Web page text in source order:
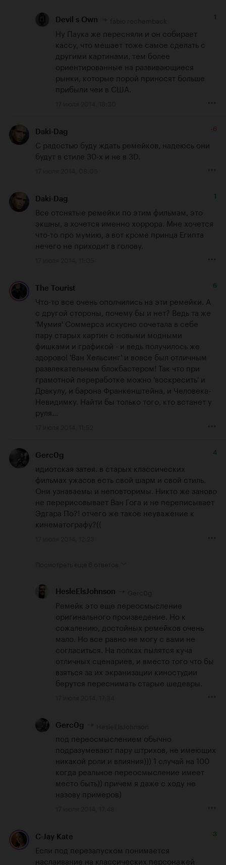
Devil s Own 1
Ну Паука же пересняли и он собирает
кассу, что мешает тоже самое сделать с
другими картинами, тем более
ориентированные на развивающиеся
рынки, которые порой приносят больше
прибыли чеи в США.
Daki-Dag -6
С радостью буду ждать ремейков, надеюсь они
будут в стиле 30-х и не в 3D.
Daki-Dag 1
Все отснятые ремейки по этим фильмам, это
экшны, а хочется именно хоррора. Мне хочется
что-то про мумию, а вот кроме принца Египта
нечего не приходит в голову.
The Tourist 6
Что-то все очень ополчились на эти ремейки. А
с другой стороны, почему бы и нет? Ведь та же
'Мумия' Соммерса искусно сочетала в себе
пару старых картин с новыми модными
фишками и графикой - и ведь получилось же
здорово! 'Ван Хельсинг' и вовсе был отличным
развлекательным блокбастером! Так что при
грамотной переработке можно 'воскресить' и
Дракулу, и барона Франкенштейна, и Человека-
Невидимку. Найти бы только того, кто встанет у
руля...
Gerc0g 4
идиотская затея. в старых классических
фильмах ужасов есть свой шарм и свой стиль.
Они узнаваемы и неповторимы. Никто же заново
не перерисовывает Ван Гога и не переписывает
Эдгара По?! отчего же такое неуважение к
кинематографу?((
HesleElsJohnson
Ремейк это еще переосмысление
оригинального произведение. Но к
сожалению, достойных ремейков очень
мало. Но все равно не могу с вами не
согласиться. На полках пылятся куча
отличных сценариев, и вместо того что бы
взяться за их экранизации киностудии
берутся переснимать старые шедевры.
Gerc0g
под переосмыслением обычно
подразумевают пару штрихов, не имеющих
никакой роли и влияния))) 1 случай на 100
когда реальное переосмысление имеет
место быть)) причем я даже с ходу не
назову примеров)
C-Jay Kate 3
Если под перезапуском понимается
наслаивание на классических персонажей